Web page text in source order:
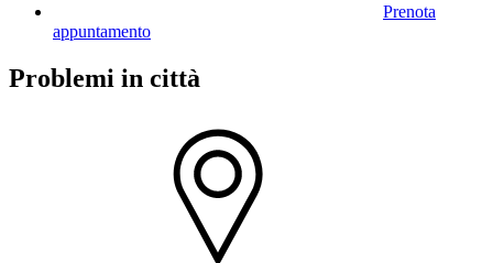
Prenota
appuntamento
Problemi in città